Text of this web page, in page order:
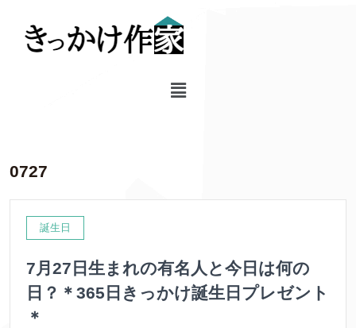
0727
誕生日
7月27日生まれの有名人と今日は何の
日？＊365日きっかけ誕生日プレゼント
＊